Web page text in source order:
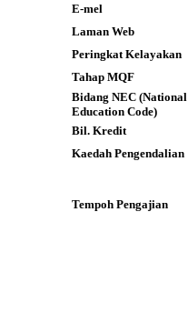
E-mel
Laman Web
Peringkat Kelayakan
Tahap MQF
Bidang NEC (National
Education Code)
Bil. Kredit
Kaedah Pengendalian
Tempoh Pengajian